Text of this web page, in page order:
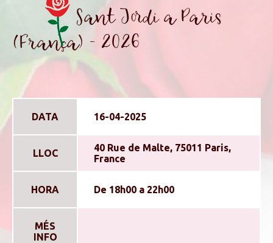
Sant Jordi a Paris
(França) - 2026
DATA 16-04-2025
LLOC
40 Rue de Malte, 75011 Paris,
France
HORA De 18h00 a 22h00
MÉS
INFO